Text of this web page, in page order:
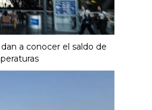
a conocer el saldo de